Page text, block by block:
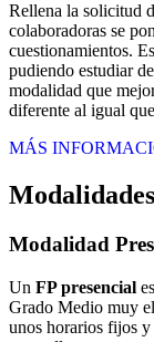
Rellena la solicitud
colaboradoras se
cuestionamientos.
pudiendo estudiar
modalidad que
diferente al igual
MÁS
Modalidad
Un FP presencial
Grado Medio muy
unos horarios fijos